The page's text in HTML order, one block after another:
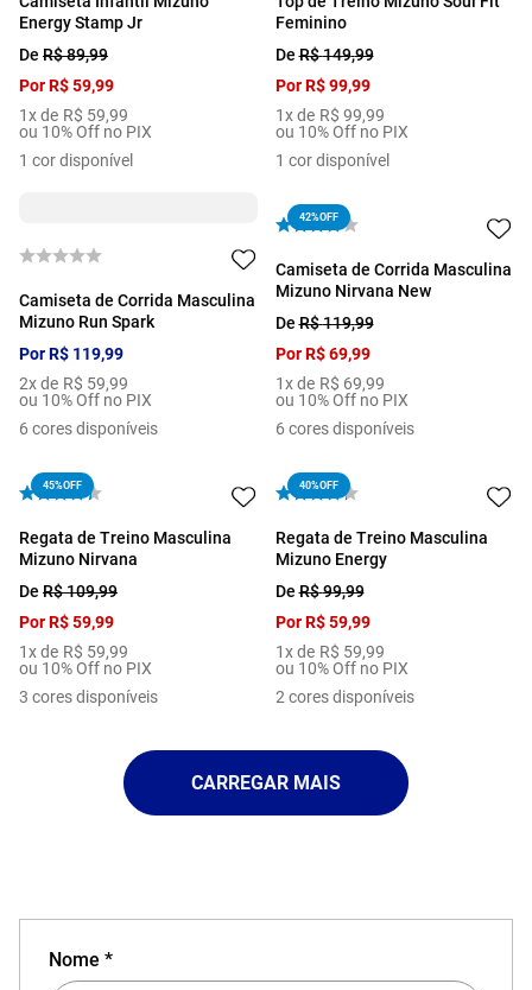
Energy Stamp Jr
De R$89,99
PorR$59,99
1x de R$ 59,99
ou 10% Off no PIX
1 cor disponível
Feminino
DeR$149,99
PorR$ 99,99
1x de R$ 99,99
ou 10% Off no PIX
1 cor disponível
Camiseta de Corrida Masculina
Mizuno Run Spark
PorR$ 119,99
2x de R$ 59,99
ou 10% Off no PIX
6 cores disponíveis
42%OFF
Camiseta de Corrida Masculina
Mizuno Nirvana New
DeR$119,99
PorR$ 69,99
1x de R$ 69,99
ou 10% Off no PIX
6 cores disponíveis
45%OFF
Regata de Treino Masculina
Mizuno Nirvana
De R$109,99
PorR$59,99
1x de R$ 59,99
ou 10% Off no PIX
3 cores disponíveis
40%OFF
Regata de Treino Masculina
Mizuno Energy
DeR$99,99
PorR$ 59,99
1x de R$ 59,99
ou 10% Off no PIX
2 cores disponíveis
Nome *